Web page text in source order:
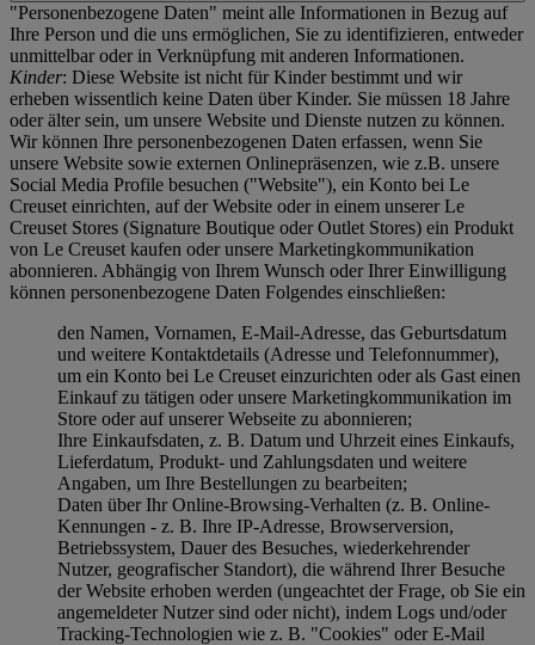
"Personenbezogene Daten" meint alle Informationen in Bezug auf
Ihre Person und die uns ermöglichen, Sie zu identifizieren, entweder
unmittelbar oder in Verknüpfung mit anderen Informationen.
Kinder: Diese Website ist nicht für Kinder bestimmt und wir
erheben wissentlich keine Daten über Kinder. Sie müssen 18 Jahre
oder älter sein, um unsere Website und Dienste nutzen zu können.
Wir können Ihre personenbezogenen Daten erfassen, wenn Sie
unsere Website sowie externen Onlinepräsenzen, wie z.B. unsere
Social Media Profile besuchen ("Website"), ein Konto bei Le
Creuset einrichten, auf der Website oder in einem unserer Le
Creuset Stores (Signature Boutique oder Outlet Stores) ein Produkt
von Le Creuset kaufen oder unsere Marketingkommunikation
abonnieren. Abhängig von Ihrem Wunsch oder Ihrer Einwilligung
können personenbezogene Daten Folgendes einschließen:
den Namen, Vornamen, E-Mail-Adresse, das Geburtsdatum
und weitere Kontaktdetails (Adresse und Telefonnummer),
um ein Konto bei Le Creuset einzurichten oder als Gast einen
Einkauf zu tätigen oder unsere Marketingkommunikation im
Store oder auf unserer Webseite zu abonnieren;
Ihre Einkaufsdaten, z. B. Datum und Uhrzeit eines Einkaufs,
Lieferdatum, Produkt- und Zahlungsdaten und weitere
Angaben, um Ihre Bestellungen zu bearbeiten;
Daten über Ihr Online-Browsing-Verhalten (z. B. Online-
Kennungen - z. B. Ihre IP-Adresse, Browserversion,
Betriebssystem, Dauer des Besuches, wiederkehrender
Nutzer, geografischer Standort), die während Ihrer Besuche
der Website erhoben werden (ungeachtet der Frage, ob Sie ein
angemeldeter Nutzer sind oder nicht), indem Logs und/oder
Tracking-Technologien wie z. B. "Cookies" oder E-Mail